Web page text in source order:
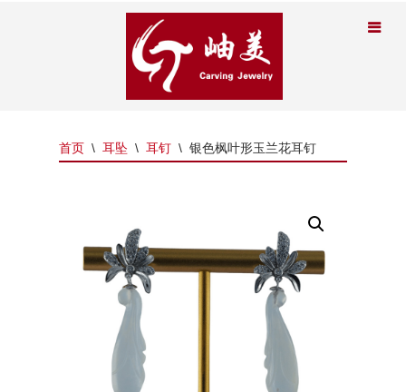
首页 \ 耳坠 \ 耳钉 \ 银色枫叶形玉兰花耳钉